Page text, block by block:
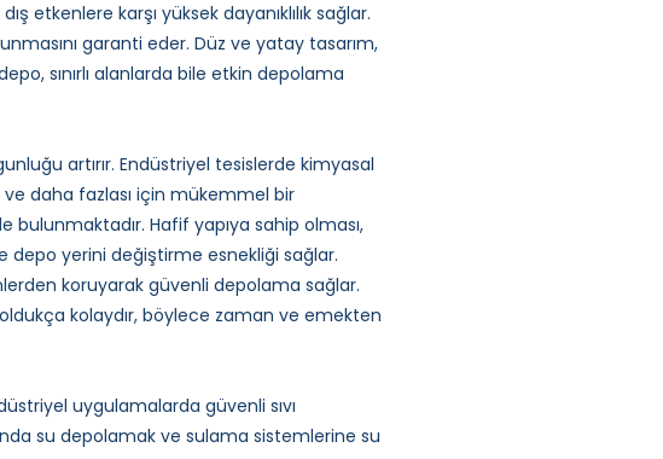
etkenlere karşı yüksek dayanıklılık sağlar.
garanti eder. Düz ve yatay tasarım,
sınırlı alanlarda bile etkin depolama
artırır. Endüstriyel tesislerde kimyasal
daha fazlası için mükemmel bir
bulunmaktadır. Hafif yapıya sahip olması,
depo yerini değiştirme esnekliği sağlar.
koruyarak güvenli depolama sağlar.
kolaydır, böylece zaman ve emekten
uygulamalarda güvenli sıvı
su depolamak ve sulama sistemlerine su